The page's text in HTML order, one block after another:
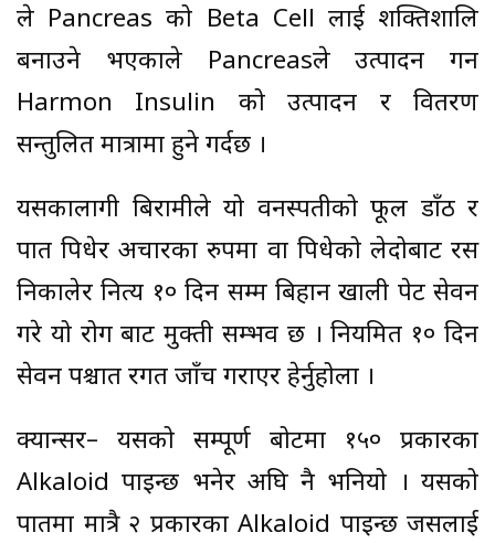
ले Pancreas को Beta Cell लाई शक्तिशालि
बनाउने भएकाले Pancreasले उत्पादन गर्ने
Harmon Insulin को उत्पादन र वितरण
सन्तुलित मात्रामा हुने गर्दछ ।
यसकालागी बिरामीले यो वनस्पतीको फूल डाँठ र
पात पिधेर अचारका रुपमा वा पिधेको लेदोबाट रस
निकालेर नित्य १० दिन सम्म बिहान खाली पेट सेवन
गरे यो रोग बाट मुक्ती सम्भव छ । नियमित १० दिन
सेवन पश्चात रगत जाँच गराएर हेर्नुहोला ।
क्यान्सर– यसको सम्पूर्ण बोटमा १५० प्रकारका
Alkaloid पाइन्छ भनेर अघि नै भनियो । यसको
पातमा मात्रै २ प्रकारका Alkaloid पाइन्छ जसलाई